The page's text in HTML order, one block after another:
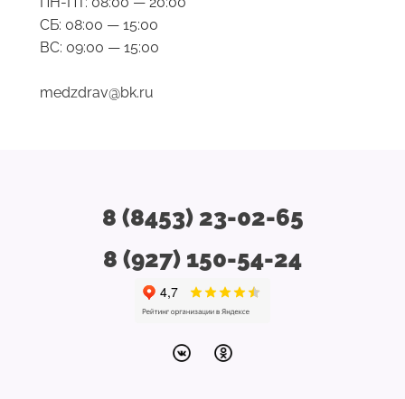
СБ: 08:00 — 15:00
ВС: 09:00 — 15:00
medzdrav@bk.ru
8 (8453) 23-02-65
8 (927) 150-54-24